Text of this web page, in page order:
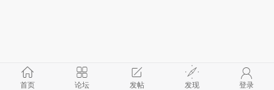
首页 论坛 发帖 发现 登录